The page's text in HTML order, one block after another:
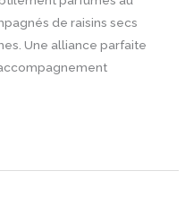
de raisins secs
Une alliance parfaite